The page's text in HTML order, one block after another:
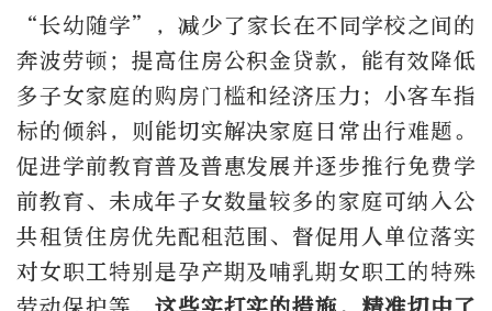
“长幼随学”，减少了家长在不同学校之间的
奔波劳顿；提高住房公积金贷款，能有效降低
多子女家庭的购房门槛和经济压力；小客车指
标的倾斜，则能切实解决家庭日常出行难题。
促进学前教育普及普惠发展并逐步推行免费学
前教育、未成年子女数量较多的家庭可纳入公
共租赁住房优先配租范围、督促用人单位落实
对女职工特别是孕产期及哺乳期女职工的特殊